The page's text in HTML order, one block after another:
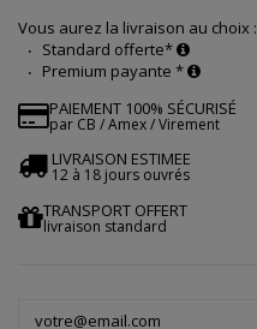
Vous aurez la livraison au choix :
Standard offerte*
Premium payante *
PAIEMENT 100% SÉCURISÉ
par CB / Amex / Virement
LIVRAISON ESTIMEE
12 à 18 jours ouvrés
TRANSPORT OFFERT
livraison standard